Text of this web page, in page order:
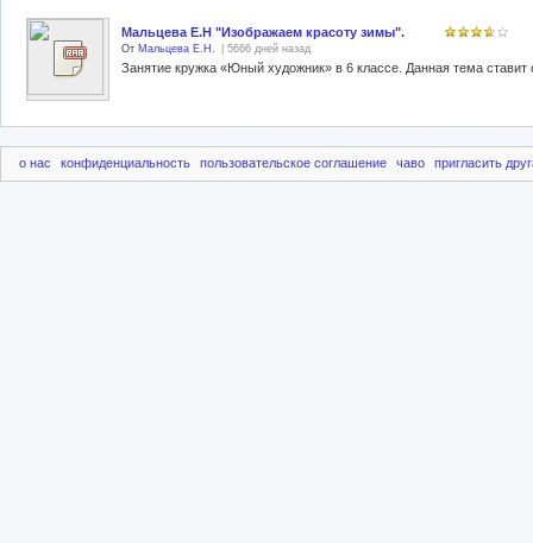
Мальцева Е.Н "Изображаем красоту зимы".
От Мальцева Е.Н. | 5666 дней назад
о нас конфиденциальность пользовательское соглашение чаво пригласить